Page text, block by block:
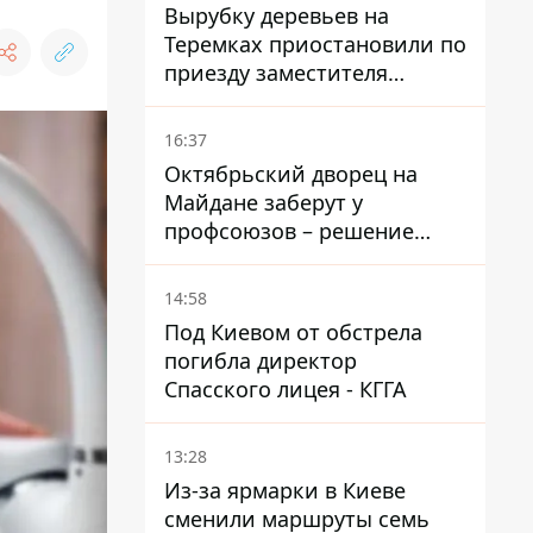
Вырубку деревьев на
Теремках приостановили по
приезду заместителя
Кличко - начался диалог
16:37
Октябрьский дворец на
Майдане заберут у
профсоюзов – решение
Хозяйственного суда
14:58
Под Киевом от обстрела
погибла директор
Спасского лицея - КГГА
13:28
Из-за ярмарки в Киеве
сменили маршруты семь